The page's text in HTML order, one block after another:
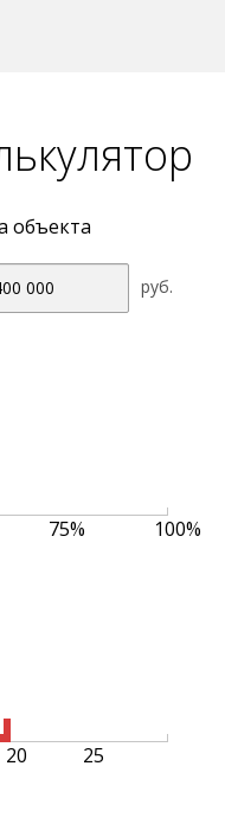
объекта
руб.
75% 100%
20
25